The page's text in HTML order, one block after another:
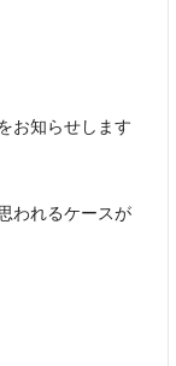
お知らせします
われるケースが